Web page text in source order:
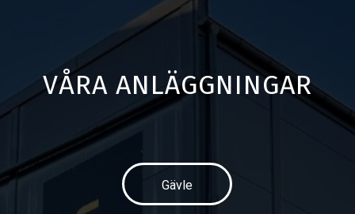
VÅRA ANLÄGGNINGAR
Gävle